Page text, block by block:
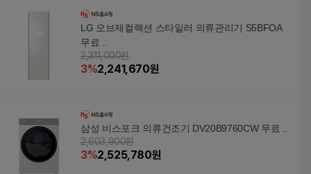
LG 오브제컬렉션 스타일러 의류관리기 S5BFOA
무료 ..
2,311,000원
3%2,241,670원
삼성 비스포크 의류건조기 DV20B9760CW 무료 ..
2,603,900원
3%2,525,780원